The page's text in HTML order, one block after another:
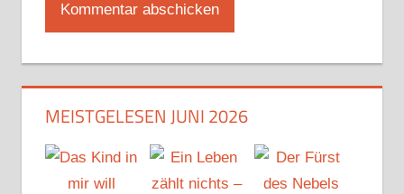
MEISTGELESEN JUNI 2026